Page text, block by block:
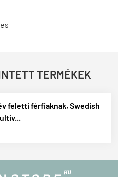
TERMÉKEK
feletti férfiaknak, Swedish